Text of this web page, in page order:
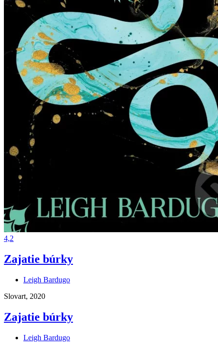
4,2
Zajatie búrky
Leigh Bardugo
Slovart, 2020
Zajatie búrky
Leigh Bardugo